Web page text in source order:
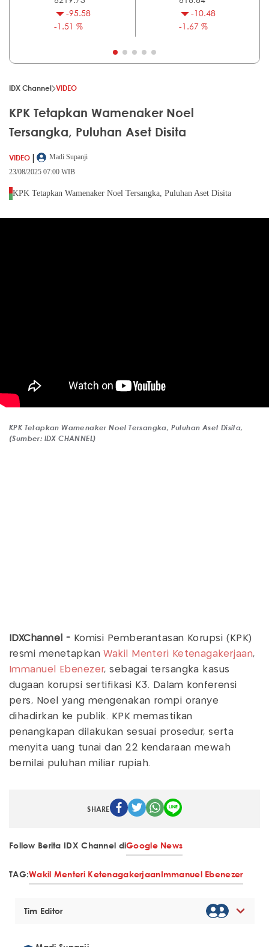
-95.58
-1.51 %
-10.48
-1.67 %
IDX Channel VIDEO
KPK Tetapkan Wamenaker Noel
Tersangka, Puluhan Aset Disita
VIDEO |
Madi Supanji
23/08/2025 07:00 WIB
KPK Tetapkan Wamenaker Noel Tersangka, Puluhan Aset Disita
KPK Tetapkan Wamenaker Noel Tersangka, Puluhan Aset Disita,
(Sumber: IDX CHANNEL)
IDXChannel - Komisi Pemberantasan Korupsi (KPK)
resmi menetapkanWakil Menteri Ketenagakerjaan,
Immanuel Ebenezer, sebagai tersangka kasus
dugaan korupsi sertifikasi K3. Dalam konferensi
pers, Noel yang mengenakan rompi oranye
dihadirkan ke publik. KPK memastikan
penangkapan dilakukan sesuai prosedur, serta
menyita uang tunai dan 22 kendaraan mewah
bernilai puluhan miliar rupiah.
SHARE
Follow Berita IDX Channel diGoogle News
TAG:Wakil Menteri KetenagakerjaanImmanuel Ebenezer
Tim Editor